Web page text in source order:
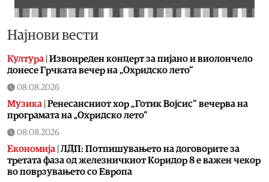
Најнови вести
Култура Извонреден концерт за пијано и виолончело
донесе Грчката вечер на „Охридско лето“
08.08.2026
Музика Ренесансниот хор „Готик Војсис“ вечерва на
програмата на „Охридско лето“
08.08.2026
Економија ЛДП: Потпишувањето на договорите за
третата фаза од железничкиот Коридор 8 е важен чекор
во поврзувањето со Европа